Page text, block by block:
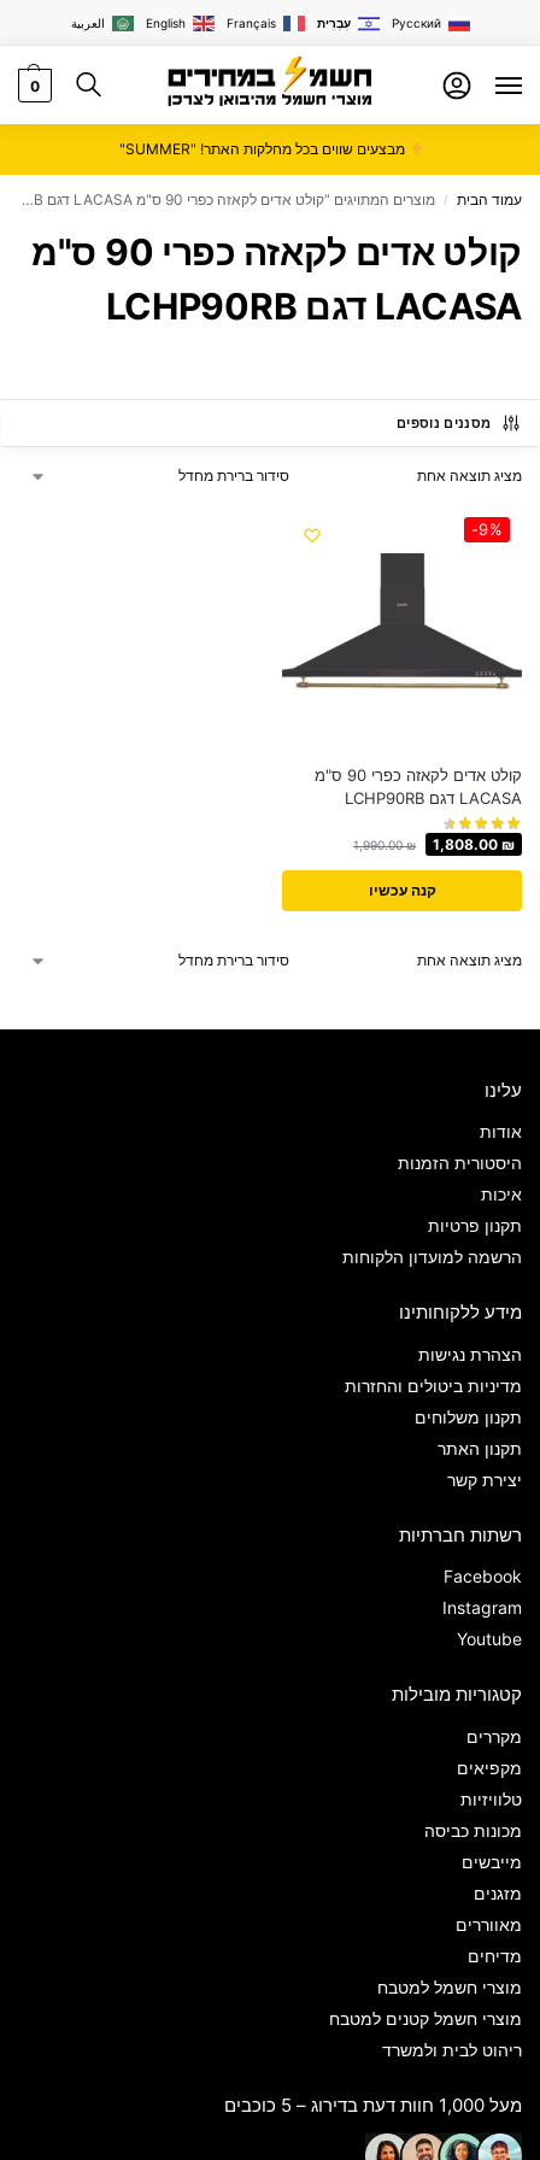
العربية English Français עִבְרִית Русский
0
מבצעים שווים בכל מחלקות האתר! "SUMMER"
עמוד הבית / מוצרים המתויגים “קולט אדים לקאזה כפרי 90 ס"מ LACASA דגם LCHP90RB”
קולט אדים לקאזה כפרי 90 ס"מ
LACASA דגם LCHP90RB
מסננים נוספים
מציג תוצאה אחת
-9%
קולט אדים לקאזה כפרי 90 ס"מ
LACASA דגם LCHP90RB
1,990.00₪ 1,808.00 ₪
קנה עכשיו
מציג תוצאה אחת
עלינו
אודות
היסטורית הזמנות
איכות
תקנון פרטיות
הרשמה למועדון הלקוחות
מידע ללקוחותינו
הצהרת נגישות
מדיניות ביטולים והחזרות
תקנון משלוחים
תקנון האתר
יצירת קשר
רשתות חברתיות
Facebook
Instagram
Youtube
קטגוריות מובילות
מקררים
מקפיאים
טלוויזיות
מכונות כביסה
מייבשים
מזגנים
מאווררים
מדיחים
מוצרי חשמל למטבח
מוצרי חשמל קטנים למטבח
ריהוט לבית ולמשרד
מעל 1,000 חוות דעת בדירוג – 5 כוכבים